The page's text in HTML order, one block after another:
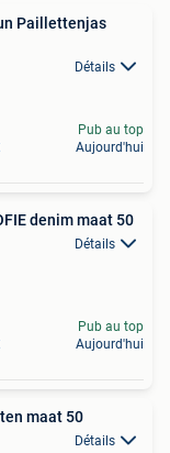
Paillettenjas
Détails
Pub au top
Aujourd'hui
denim maat 50
Détails
Pub au top
Aujourd'hui
maat 50
Détails